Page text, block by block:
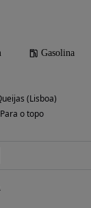
Gasolina
(Lisboa)
o topo